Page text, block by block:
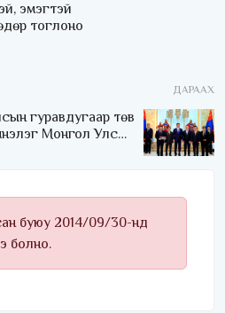
эмэгтэй
тоглоно
ДАРААХ
гуравдугаар төв
Монгол Улсын
буюу 2014/09/30-нд
болно.